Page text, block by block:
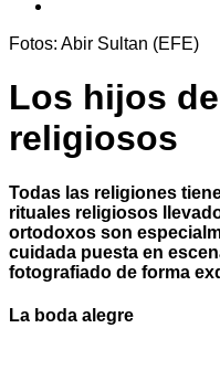
Fotos: Abir Sultan (EFE)
Los hijos
religiosos
Todas las religiones
rituales religiosos
ortodoxos son
cuidada puesta en
fotografiado de forma
La boda alegre